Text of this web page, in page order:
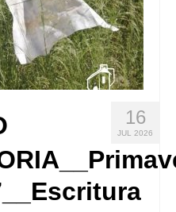
16
JUL 2026